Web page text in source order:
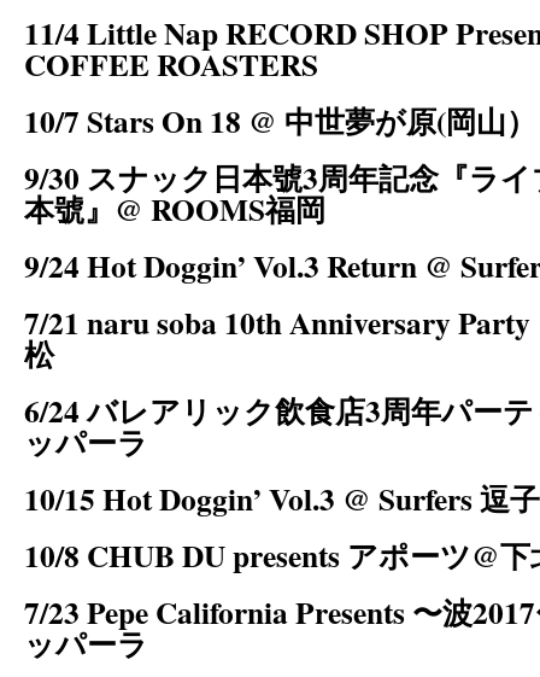
11/4 Little Nap RECORD SHOP
COFFEE ROASTERS
10/7 Stars On 18 @ 中世夢が原(岡山）
9/30 スナック日本號3周年記念『ラ
本號』@ ROOMS福岡
9/24 Hot Doggin’ Vol.3 Return @
7/21 naru soba 10th Anniversary
松
6/24 バレアリック飲食店3周年パー
ッパーラ
10/15 Hot Doggin’ Vol.3 @ Surfers 逗子
10/8 CHUB DU presents アポーツ@
7/23 Pepe California Presents 〜波
ッパーラ